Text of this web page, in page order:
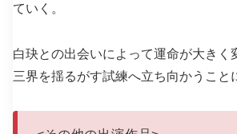
ていく。
白玦との出会いによって運命が大きく
三界を揺るがす試練へ立ち向かうこと